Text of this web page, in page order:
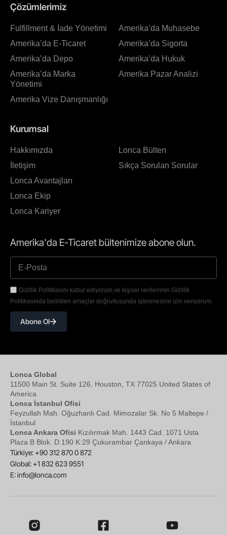
Çözümlerimiz
Fulfillment & İade Yönetimi
Amerika’da E-Ticaret
Amerika’da Depo
Amerika’da Marka
Yönetimi
Amerika Vize Danışmanlığı
Amerika’da Muhasebe
Amerika’da Sigorta
Amerika’da Hukuk
Amerika Pazar Analizi
Kurumsal
Hakkımızda
İletişim
Lonca Avantajları
Lonca Ekip
Lonca Kariyer
Lonca Bülten
Sıkça Sorulan Sorular
Amerika'da E-Ticaret bültenimize abone olun.
Gizlilik Politikasını kabul ediyorum ve kişisel verilerimin Gizlilik
Politikasında belirtilen amaçlar doğrultusunda işlenmesine izin veriyorum.
Abone Ol
Lonca Global
11500 Main St. Suite 126, Houston, TX 77025 United States of
America
Lonca İstanbul Ofisi
Feyzullah Mah. Oğuzhanlı Cad. Mimozalar Sk. No 5 Maltepe /
İstanbul
Lonca Ankara Ofisi Kızılırmak Mah. 1443 Cad. 1071 Usta
Plaza B Blok. D:190 K:29 Çukurambar Çankaya / Ankara
Türkiye: +90 312 870 0 872
Global: +1 832 623 9551
E:info@lonca.com